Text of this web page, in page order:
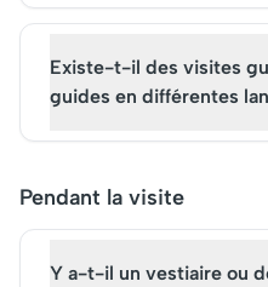
Existe-t-il des visites
guides en différentes
Pendant la visite
Y a-t-il un vestiaire ou